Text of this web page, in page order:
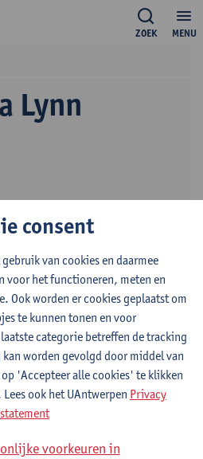
MENU
ZOEK
Lynn
consent
van cookies en daarmee
voor het functioneren, meten en
Ook worden er cookies geplaatst om
te kunnen tonen en voor
categorie betreffen de tracking
worden gevolgd door middel van
'Accepteer alle cookies' te klikken
ook het UAntwerpen Privacy
statement
voorkeuren in